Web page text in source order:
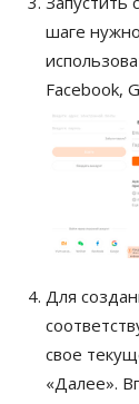
шаге
Facebook,
Для
свое
«Далее».